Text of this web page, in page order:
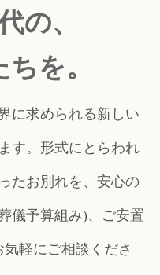
の、
を。
に求められる新しい
す。形式にとらわれ
たお別れを、安心の
儀予算組み)、ご安置
軽にご相談くださ